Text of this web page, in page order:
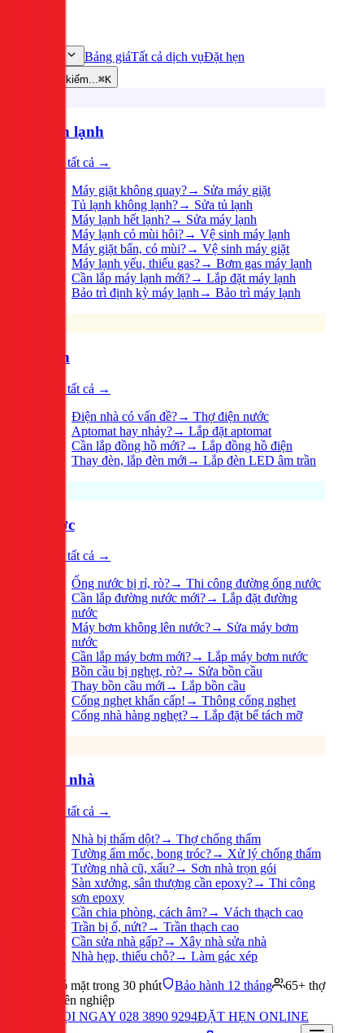
Bảng giáTất cả dịch vụĐặt hẹn
Tìm kiếm...⌘K
Điện lạnh
Xem tất cả →
Máy giặt không quay?→ Sửa máy giặt
Tủ lạnh không lạnh?→ Sửa tủ lạnh
Máy lạnh hết lạnh?→ Sửa máy lạnh
Máy lạnh có mùi hôi?→ Vệ sinh máy lạnh
Máy giặt bẩn, có mùi?→ Vệ sinh máy giặt
Máy lạnh yếu, thiếu gas?→ Bơm gas máy lạnh
Cần lắp máy lạnh mới?→ Lắp đặt máy lạnh
Bảo trì định kỳ máy lạnh→ Bảo trì máy lạnh
Điện
Xem tất cả →
Điện nhà có vấn đề?→ Thợ điện nước
Aptomat hay nhảy?→ Lắp đặt aptomat
Cần lắp đồng hồ mới?→ Lắp đồng hồ điện
Thay đèn, lắp đèn mới → Lắp đèn LED âm trần
Nước
Xem tất cả →
Ống nước bị rỉ, rò?→ Thi công đường ống nước
Cần lắp đường nước mới?→ Lắp đặt đường
nước
Máy bơm không lên nước?→ Sửa máy bơm
nước
Cần lắp máy bơm mới?→ Lắp máy bơm nước
Bồn cầu bị nghẹt, rò?→ Sửa bồn cầu
Thay bồn cầu mới → Lắp bồn cầu
Cống nghẹt khẩn cấp! → Thông cống nghẹt
Cống nhà hàng nghẹt?→ Lắp đặt bể tách mỡ
Sửa nhà
Xem tất cả →
Nhà bị thấm dột?→ Thợ chống thấm
Tường ẩm mốc, bong tróc?→ Xử lý chống thấm
Tường nhà cũ, xấu?→ Sơn nhà trọn gói
Sàn xưởng, sân thượng cần epoxy?→ Thi công
sơn epoxy
Cần chia phòng, cách âm?→ Vách thạch cao
Trần bị ố, nứt?→ Trần thạch cao
Cần sửa nhà gấp?→ Xây nhà sửa nhà
Nhà hẹp, thiếu chỗ?→ Làm gác xép
Có mặt trong 30 phút Bảo hành 12 tháng
65+ thợ
chuyên nghiệp
GỌI NGAY 028 3890 9294ĐẶT HẸN ONLINE